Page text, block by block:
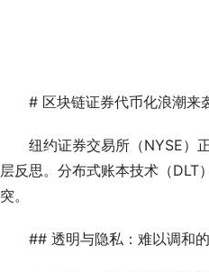
# 区块链证券代币化浪潮来
纽约证券交易所（NYSE）
层反思。分布式账本技术（DLT
突。
## 透明与隐私：难以调和